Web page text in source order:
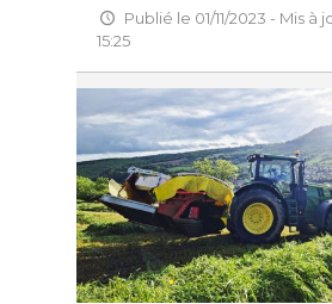
Publié le 01/11/2023 - Mis à
15:25